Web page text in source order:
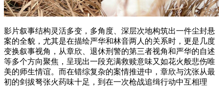
影片叙事结构灵活多变，多角度、深层次地构筑出一件尘封悬
案的全貌，尤其是在描绘严华和林音两人的关系时，更是几度
变换叙事视角，从章欣、退休刑警的第三者视角和严华的自述
等多个方向聚焦，呈现出一段充满救赎意味又如花火般悲伤唯
美的师生情谊。而在错综复杂的案情推进中，章欣与沈张从最
初的剑拔弩张火药味十足，到在一次枪战追缉行动中互相理